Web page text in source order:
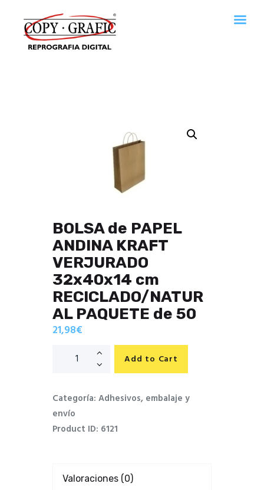
Copy · Grafic Reprografia digital
Descargas de catálogos
Política de cookies
Política de privacidad
BOLSA de PAPEL
ANDINA KRAFT
VERJURADO
32x40x14 cm
RECICLADO/NATUR
AL PAQUETE de 50
21,98€
Add to Cart
Categoría: Adhesivos, embalaje y
envío
Product ID: 6121
Valoraciones (0)